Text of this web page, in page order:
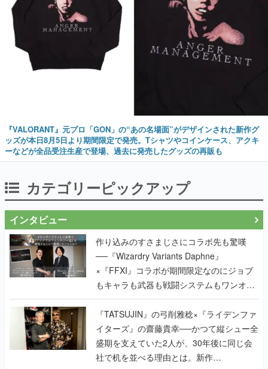
『VALORANT』元プロ「GON」の“あの名場面”がデザインされた新作グ
ッズが本日8月5日より期間限定で発売。Tシャツやコインケース、アクキ
ーなどが全品受注生産で登場、過去に発売したグッズの再販も
カテゴリーピックアップ
インタビュー
作り込みのすさまじさにコラボ先も驚嘆
──『Wizardry Variants Daphne』
×『FFXI』コラボが期間限定なのにジョブ
もキャラも武器も戦闘システムもワンオフ
で作り込まれた理由を両ディレクターに聞
く
『TATSUJIN』の弓削雅稔×『ライデンファ
イターズ』の齋藤貴幸──かつて縦シュー全
盛期を支えていた2人が、30年後に同じ会
社で机を並べる理由とは。新作